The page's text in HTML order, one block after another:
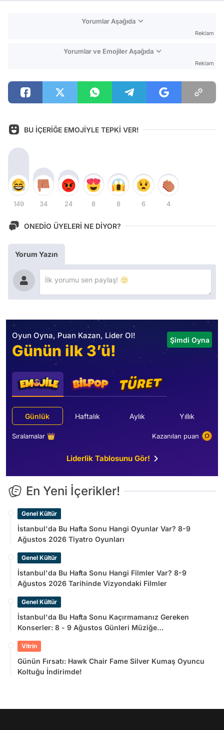
Yorumlar Aşağıda
Reklam
Yorumlar ve Emojiler Aşağıda
Reklam
BU İÇERİĞE EMOJİYLE TEPKİ VER!
149 34 24 8 8 6 4
ONEDİO ÜYELERİ NE DİYOR?
Yorum Yazın
Oyun Oyna, Puan Kazan, Lider Ol!
Günün ilk 3’ü!
Şimdi Oyna
Günlük Haftalık Aylık Yıllık
Sıralamalar 👑 Kazanılan puan
Liderlik Tablosunu Gör!
En Yeni İçerikler!
Genel Kültür
İstanbul'da Bu Hafta Sonu Hangi Oyunlar Var? 8-9
Ağustos 2026 Tiyatro Oyunları
Genel Kültür
İstanbul'da Bu Hafta Sonu Hangi Filmler Var? 8-9
Ağustos 2026 Tarihinde Vizyondaki Filmler
Genel Kültür
İstanbul'da Bu Hafta Sonu Kaçırmamanız Gereken
Konserler: 8 - 9 Ağustos Günleri Müziğe
Vitrin
Günün Fırsatı: Hawk Chair Fame Silver Kumaş Oyuncu
Koltuğu İndirimde!